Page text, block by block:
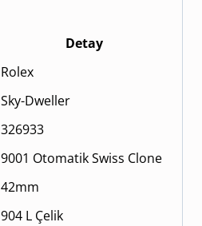
Detay
Rolex
Sky-Dweller
326933
9001 Otomatik Swiss Clone
42mm
904 L Çelik